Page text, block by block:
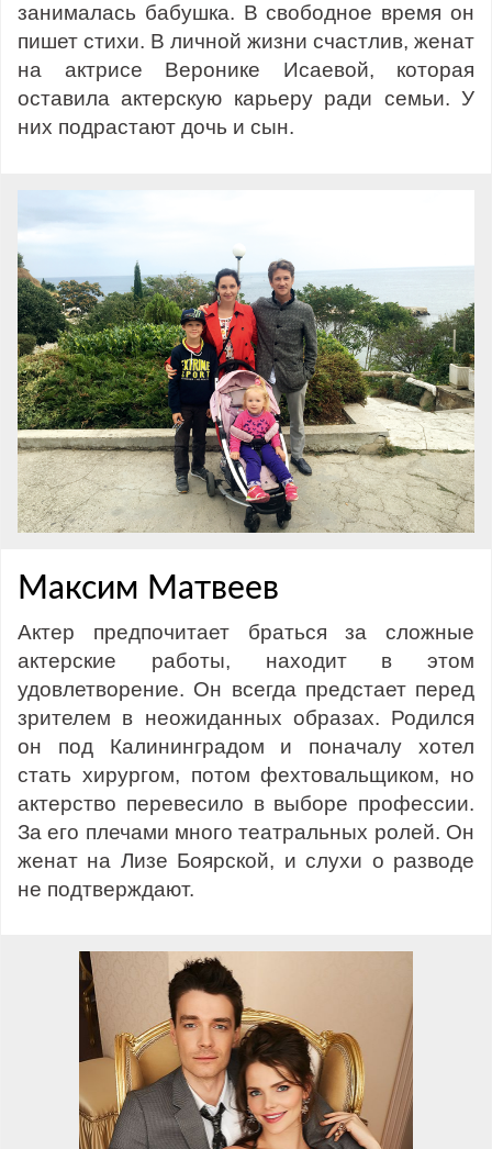
занималась бабушка. В свободное время он
пишет стихи. В личной жизни счастлив, женат
на актрисе Веронике Исаевой, которая
оставила актерскую карьеру ради семьи. У
них подрастают дочь и сын.
Максим Матвеев
Актер предпочитает браться за сложные
актерские работы, находит в этом
удовлетворение. Он всегда предстает перед
зрителем в неожиданных образах. Родился
он под Калининградом и поначалу хотел
стать хирургом, потом фехтовальщиком, но
актерство перевесило в выборе профессии.
За его плечами много театральных ролей. Он
женат на Лизе Боярской, и слухи о разводе
не подтверждают.